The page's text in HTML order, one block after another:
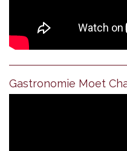
Gastronomie Moet